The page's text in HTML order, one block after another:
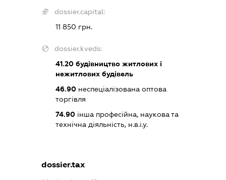
dossier.capital:
11 850 грн.
dossier.kveds:
41.20будівництво житлових і
нежитлових будівель
46.90неспеціалізована оптова
торгівля
74.90інша професійна, наукова та
технічна діяльність, н.в.і.у.
dossier.tax